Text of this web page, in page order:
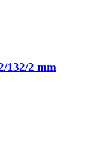
132/2 mm